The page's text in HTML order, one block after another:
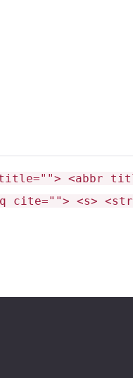
грибов)
<abbr
cite=""> <s>